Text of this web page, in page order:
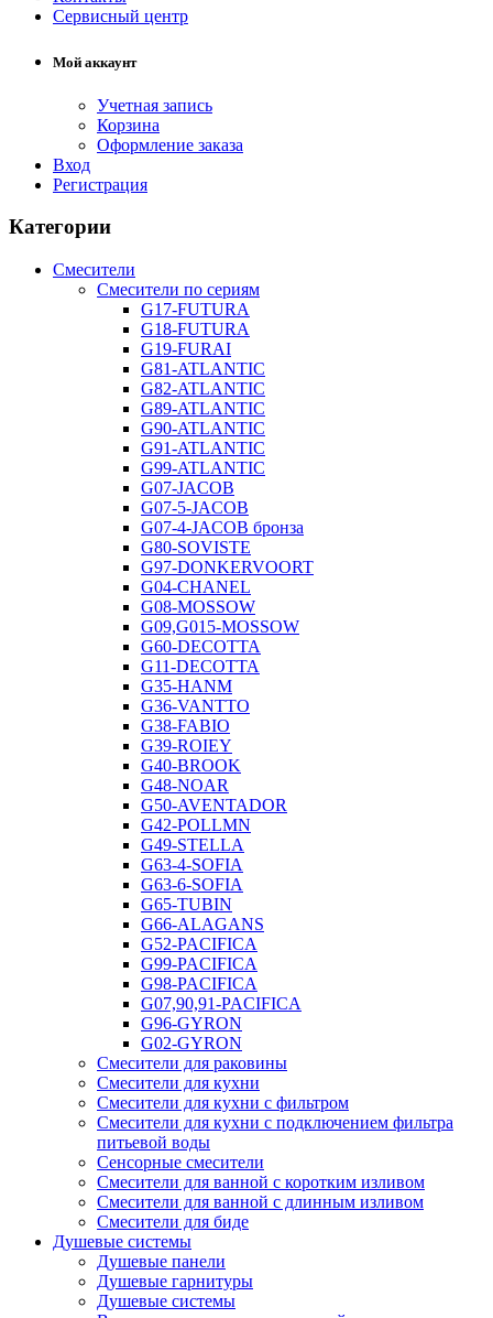
Сервисный центр
Мой аккаунт
Учетная запись
Корзина
Оформление заказа
Вход
Регистрация
Категории
Смесители
Смесители по сериям
G17-FUTURA
G18-FUTURA
G19-FURAI
G81-ATLANTIC
G82-ATLANTIC
G89-ATLANTIC
G90-ATLANTIC
G91-ATLANTIC
G99-ATLANTIC
G07-JACOB
G07-5-JACOB
G07-4-JACOB бронза
G80-SOVISTE
G97-DONKERVOORT
G04-CHANEL
G08-MOSSOW
G09,G015-MOSSOW
G60-DECOTTA
G11-DECOTTA
G35-HANM
G36-VANTTO
G38-FABIO
G39-ROIEY
G40-BROOK
G48-NOAR
G50-AVENTADOR
G42-POLLMN
G49-STELLA
G63-4-SOFIA
G63-6-SOFIA
G65-TUBIN
G66-ALAGANS
G52-PACIFICA
G99-PACIFICA
G98-PACIFICA
G07,90,91-PACIFICA
G96-GYRON
G02-GYRON
Смесители для раковины
Смесители для кухни
Смесители для кухни с фильтром
Смесители для кухни с подключением фильтра
питьевой воды
Сенсорные смесители
Смесители для ванной с коротким изливом
Смесители для ванной с длинным изливом
Смесители для биде
Душевые системы
Душевые панели
Душевые гарнитуры
Душевые системы